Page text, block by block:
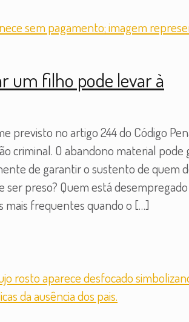
um filho pode levar à
no artigo 244 do Código
criminal. O abandono material pode
de garantir o sustento de quem
preso? Quem está
mais frequentes quando o […]